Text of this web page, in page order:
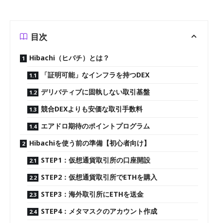
目次
Hibachi（ヒバチ）とは？
「証明可能」なインフラを持つDEX
デリバティブに固執しない取引基盤
競合DEXよりも安価な取引手数料
エアドロ期待のポイントプログラム
Hibachiを使う前の準備【初心者向け】
STEP1：仮想通貨取引所の口座開設
STEP2：仮想通貨取引所でETHを購入
STEP3：海外取引所にETHを送金
STEP4：メタマスクのアカウント作成